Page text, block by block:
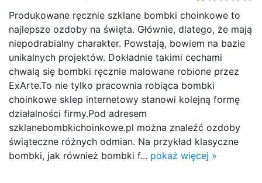
Produkowane ręcznie szklane bombki choinkowe to
najlepsze ozdoby na święta. Głównie, dlatego, że mają
niepodrabialny charakter. Powstają, bowiem na bazie
unikalnych projektów. Dokładnie takimi cechami
chwalą się bombki ręcznie malowane robione przez
ExArte.To nie tylko pracownia robiąca bombki
choinkowe sklep internetowy stanowi kolejną formę
działalności firmy.Pod adresem
szklanebombkichoinkowe.pl można znaleźć ozdoby
świąteczne różnych odmian. Na przykład klasyczne
bombki, jak również bombki f... pokaż więcej »